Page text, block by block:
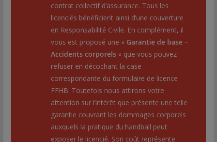
contrat collectif d’assurance. Tous les
licenciés bénéficient ainsi d’une couverture
en Responsabilité Civile. En complément, il
vous est proposé une « Garantie de base –
Accidents corporels » que vous pouvez
refuser en décochant la case
correspondante du formulaire de licence
FFHB. Toutefois nous attirons votre
attention sur l’intérêt que présente une telle
garantie couvrant les dommages corporels
auxquels la pratique du handball peut
exposer le licencié. Son coût représente